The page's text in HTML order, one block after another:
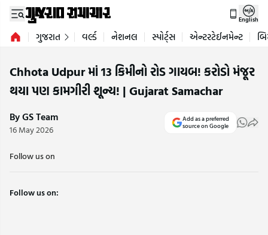
English
ગુજરાત વર્લ્ડ નેશનલ સ્પોર્ટ્સ એન્ટરટેઈનમેન્ટ
Chhota Udpur માં 13 કિમીનો રોડ ગાયબ! કરોડો મંજૂર
થયા પણ કામગીરી શૂન્ય! | Gujarat Samachar
By GS Team
16 May 2026
Add as a preferred
source on Google
Follow us on
Follow us on: